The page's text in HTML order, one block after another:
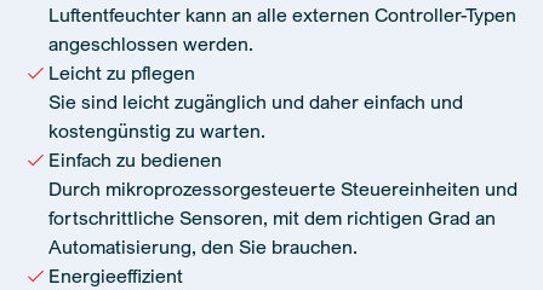
Luftentfeuchter kann an alle externen Controller-Typen
angeschlossen werden.
Leicht zu pflegen
Sie sind leicht zugänglich und daher einfach und
kostengünstig zu warten.
Einfach zu bedienen
Durch mikroprozessorgesteuerte Steuereinheiten und
fortschrittliche Sensoren, mit dem richtigen Grad an
Automatisierung, den Sie brauchen.
Energieeffizient